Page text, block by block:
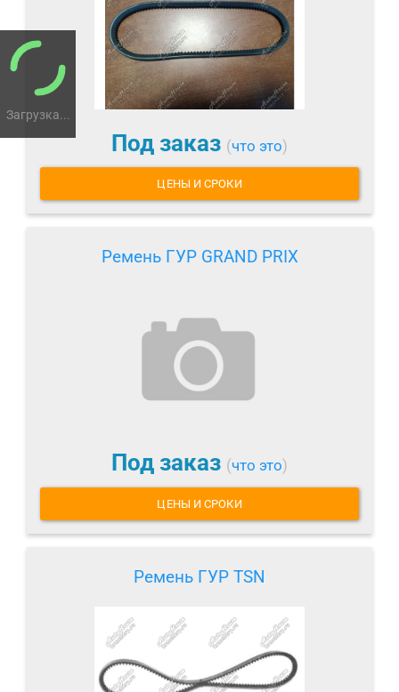
Загрузка...
Под заказ (что это)
ЦЕНЫ И СРОКИ
Ремень ГУР GRAND PRIX
Под заказ (что это)
ЦЕНЫ И СРОКИ
Ремень ГУР TSN